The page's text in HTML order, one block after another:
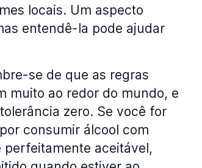
locais. Um aspecto
entendê-la pode ajudar
se de que as regras
muito ao redor do mundo, e
zero. Se você for
consumir álcool com
perfeitamente aceitável,